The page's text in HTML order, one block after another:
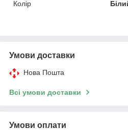
Колір
Умови доставки
Нова Пошта
Всі умови доставки
Умови оплати